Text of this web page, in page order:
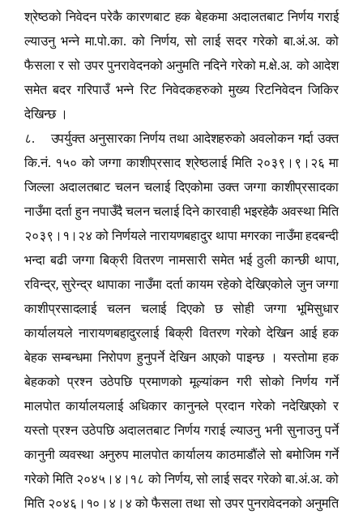
श्रेष्ठको निवेदन परेकै कारणबाट हक बेहकमा अदालतबाट निर्णय गराई
ल्याउनु भन्ने मा.पो.का. को निर्णय,सो लाई सदर गरेको बा.अं.अ. को
फैसला र सो उपर पुनरावेदनको अनुमति नदिने गरेको म.क्षे.अ. को आदेश
समेत बदर गरिपाउँ भन्ने रिट निवेदकहरुको मुख्य रिटनिवेदन जिकिर
देखिन्छ ।
८. उपर्युक्त अनुसारका निर्णय तथा आदेशहरुको अवलोकन गर्दा उक्त
कि.नं. १५० को जग्गा काशीप्रसाद श्रेष्ठलाई मिति २०३९।९।२६ मा
जिल्ला अदालतबाट चलन चलाई दिएकोमा उक्त जग्गा काशीप्रसादका
नाउँमा दर्ता हुन नपाउँदै चलन चलाई दिने कारवाही भइरहेकै अवस्था मिति
२०३९।१।२४ को निर्णयले नारायणबहादुर थापा मगरका नाउँमा हदबन्दी
भन्दा बढी जग्गा बिक्री वितरण नामसारी समेत भई ठुली कान्छी थापा,
रविन्द्र,सुरेन्द्र थापाका नाउँमा दर्ता कायम रहेको देखिएकोले जुन जग्गा
काशीप्रसादलाई चलन चलाई दिएको छ सोही जग्गा भूमिसुधार
कार्यालयले नारायणबहादुरलाई बिक्री वितरण गरेको देखिन आई हक
बेहक सम्बन्धमा निरोपण हुनुपर्ने देखिन आएको पाइन्छ । यस्तोमा हक
बेहकको प्रश्न उठेपछि प्रमाणको मूल्यांकन गरी सोको निर्णय गर्ने
मालपोत कार्यालयलाई अधिकार कानुनले प्रदान गरेको नदेखिएको र
यस्तो प्रश्न उठेपछि अदालतबाट निर्णय गराई ल्याउनु भनी सुनाउनु पर्ने
कानुनी व्यवस्था अनुरुप मालपोत कार्यालय काठमाडौंले सो बमोजिम गर्ने
गरेको मिति २०४५।४।१८ को निर्णय,सो लाई सदर गरेको बा.अं.अ. को
मिति २०४६।१०।४।४ को फैसला तथा सो उपर पुनरावेदनको अनुमति